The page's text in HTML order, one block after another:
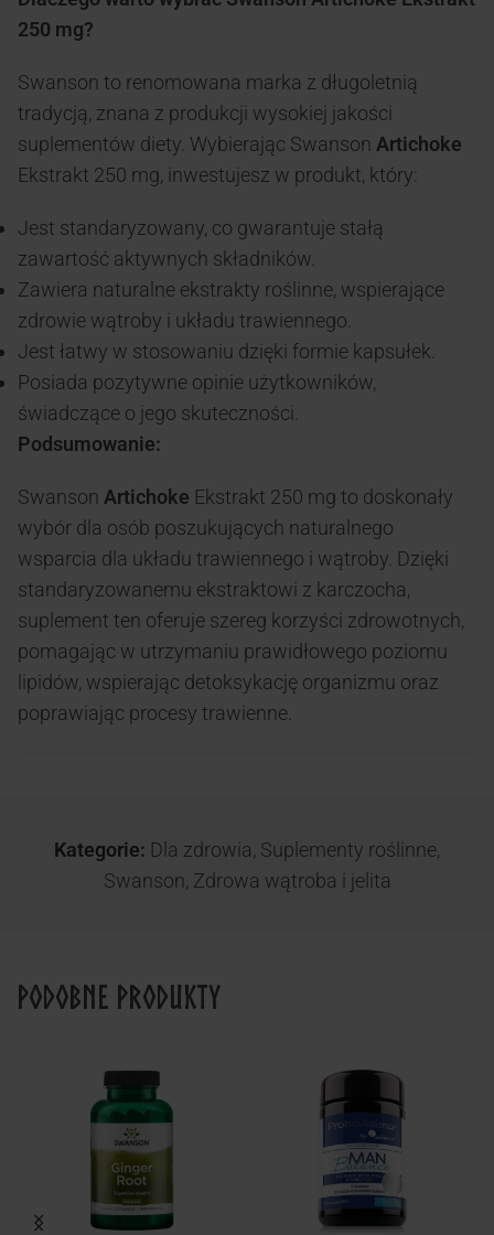
250 mg?
Swanson to renomowana marka z długoletnią
tradycją, znana z produkcji wysokiej jakości
suplementów diety. Wybierając Swanson Artichoke
Ekstrakt 250 mg, inwestujesz w produkt, który:
Jest standaryzowany, co gwarantuje stałą
zawartość aktywnych składników.
Zawiera naturalne ekstrakty roślinne, wspierające
zdrowie wątroby i układu trawiennego.
Jest łatwy w stosowaniu dzięki formie kapsułek.
Posiada pozytywne opinie użytkowników,
świadczące o jego skuteczności.
Podsumowanie:
Swanson Artichoke Ekstrakt 250 mg to doskonały
wybór dla osób poszukujących naturalnego
wsparcia dla układu trawiennego i wątroby. Dzięki
standaryzowanemu ekstraktowi z karczocha,
suplement ten oferuje szereg korzyści zdrowotnych,
pomagając w utrzymaniu prawidłowego poziomu
lipidów, wspierając detoksykację organizmu oraz
poprawiając procesy trawienne.
Kategorie: Dla zdrowia, Suplementy roślinne,
Swanson, Zdrowa wątroba i jelita
Podobne produkty